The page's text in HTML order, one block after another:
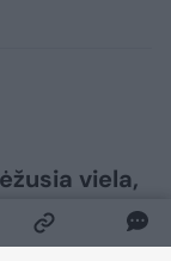
viela,
surado
dar